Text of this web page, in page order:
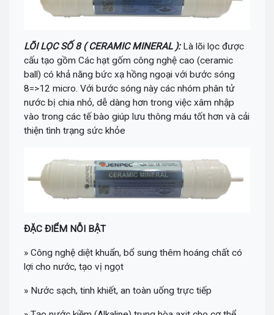
LÕI LỌC SỐ 8 ( CERAMIC MINERAL ): Là lõi lọc được
cấu tạo gồm Các hạt gốm công nghệ cao (ceramic
ball) có khả năng bức xạ hồng ngoại với bước sóng
8=>12 micro. Với bước sóng này các nhóm phân tử
nước bị chia nhỏ, dễ dàng hơn trong việc xâm nhập
vào trong các tế bào giúp lưu thông máu tốt hơn và cải
thiện tình trạng sức khỏe
ĐẶC ĐIỂM NỖI BẬT
» Công nghệ diệt khuẩn, bổ sung thêm hoáng chất có
lợi cho nước, tạo vị ngọt
» Nước sạch, tinh khiết, an toàn uống trực tiếp